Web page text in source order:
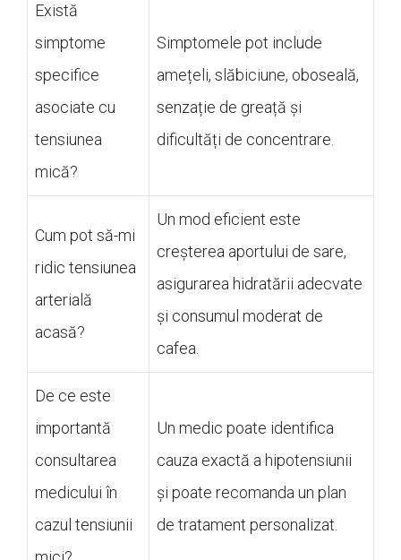
Există
simptome
specifice
asociate cu
tensiunea
mică?
Simptomele pot include
amețeli, slăbiciune, oboseală,
senzație de greață și
dificultăți de concentrare.
Cum pot să-mi
ridic tensiunea
arterială
acasă?
Un mod eficient este
creșterea aportului de sare,
asigurarea hidratării adecvate
și consumul moderat de
cafea.
De ce este
importantă
consultarea
medicului în
cazul tensiunii
Un medic poate identifica
cauza exactă a hipotensiunii
și poate recomanda un plan
de tratament personalizat.